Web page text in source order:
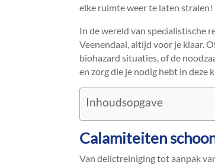
elke ruimte weer te laten stralen!
In de wereld van specialistische
Veenendaal, altijd voor je klaar.​
biohazard situaties, of de
en zorg die je nodig hebt in deze
Inhoudsopgave
Calamiteiten
Van delictreiniging tot aanpak